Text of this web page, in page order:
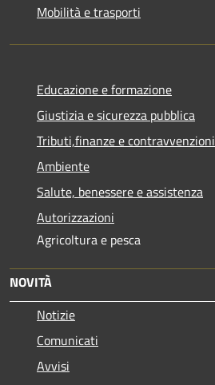
Mobilità e trasporti
Educazione e formazione
Giustizia e sicurezza pubblica
Tributi,finanze e contravvenzioni
Ambiente
Salute, benessere e assistenza
Autorizzazioni
Agricoltura e pesca
NOVITÀ
Notizie
Comunicati
Avvisi